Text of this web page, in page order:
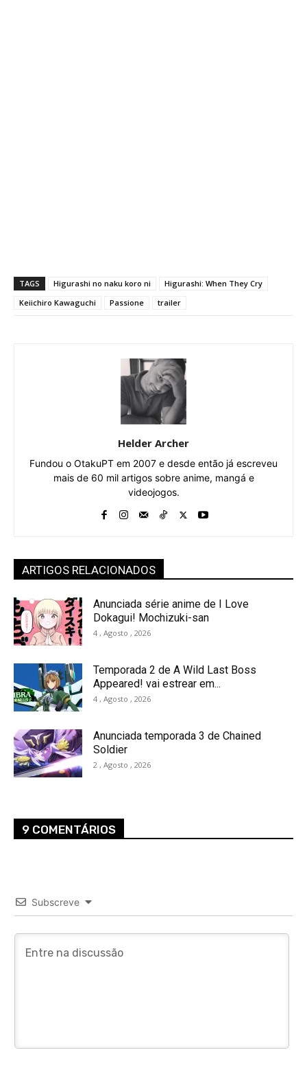
TAGS Higurashi no naku koro ni
Higurashi: When They Cry
Keiichiro Kawaguchi
Passione trailer
Helder Archer
Fundou o OtakuPT em 2007 e desde então já escreveu
mais de 60 mil artigos sobre anime, mangá e
videojogos.
ARTIGOS RELACIONADOS
Anunciada série anime de I Love
Dokagui! Mochizuki-san
4 , Agosto , 2026
Temporada 2 de A Wild Last Boss
Appeared! vai estrear em...
4 , Agosto , 2026
Anunciada temporada 3 de Chained
Soldier
2 , Agosto , 2026
9 COMENTÁRIOS
Subscreve